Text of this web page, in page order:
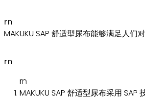
rn
MAKUKU SAP 舒适型尿布能够满足人们
rn
rn
MAKUKU SAP 舒适型尿布采用